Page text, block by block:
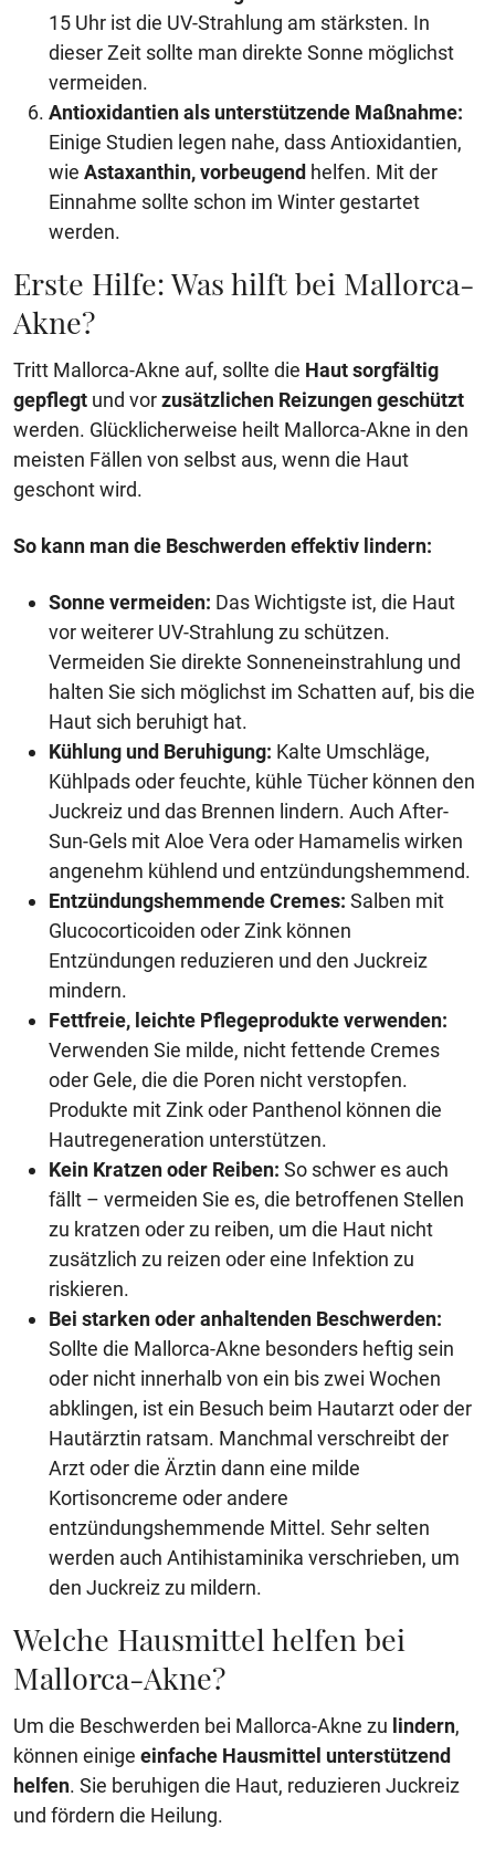
15 Uhr ist die UV-Strahlung am stärksten. In
dieser Zeit sollte man direkte Sonne möglichst
vermeiden.
Antioxidantien als unterstützende Maßnahme:
Einige Studien legen nahe, dass Antioxidantien,
wie Astaxanthin, vorbeugend helfen. Mit der
Einnahme sollte schon im Winter gestartet
werden.
Erste Hilfe: Was hilft bei Mallorca-
Akne?
Tritt Mallorca-Akne auf, sollte die Haut sorgfältig
gepflegt und vorzusätzlichen Reizungen geschützt
werden. Glücklicherweise heilt Mallorca-Akne in den
meisten Fällen von selbst aus, wenn die Haut
geschont wird.
So kann man die Beschwerden effektiv lindern:
Sonne vermeiden: Das Wichtigste ist, die Haut
vor weiterer UV-Strahlung zu schützen.
Vermeiden Sie direkte Sonneneinstrahlung und
halten Sie sich möglichst im Schatten auf, bis die
Haut sich beruhigt hat.
Kühlung und Beruhigung: Kalte Umschläge,
Kühlpads oder feuchte, kühle Tücher können den
Juckreiz und das Brennen lindern. Auch After-
Sun-Gels mit Aloe Vera oder Hamamelis wirken
angenehm kühlend und entzündungshemmend.
Entzündungshemmende Cremes: Salben mit
Glucocorticoiden oder Zink können
Entzündungen reduzieren und den Juckreiz
mindern.
Fettfreie, leichte Pflegeprodukte verwenden:
Verwenden Sie milde, nicht fettende Cremes
oder Gele, die die Poren nicht verstopfen.
Produkte mit Zink oder Panthenol können die
Hautregeneration unterstützen.
Kein Kratzen oder Reiben: So schwer es auch
fällt – vermeiden Sie es, die betroffenen Stellen
zu kratzen oder zu reiben, um die Haut nicht
zusätzlich zu reizen oder eine Infektion zu
riskieren.
Bei starken oder anhaltenden Beschwerden:
Sollte die Mallorca-Akne besonders heftig sein
oder nicht innerhalb von ein bis zwei Wochen
abklingen, ist ein Besuch beim Hautarzt oder der
Hautärztin ratsam. Manchmal verschreibt der
Arzt oder die Ärztin dann eine milde
Kortisoncreme oder andere
entzündungshemmende Mittel. Sehr selten
werden auch Antihistaminika verschrieben, um
den Juckreiz zu mildern.
Welche Hausmittel helfen bei
Mallorca-Akne?
Um die Beschwerden bei Mallorca-Akne zu lindern,
können einige einfache Hausmittel unterstützend
helfen. Sie beruhigen die Haut, reduzieren Juckreiz
und fördern die Heilung.